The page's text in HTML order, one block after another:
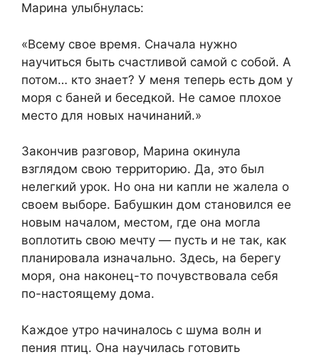
Марина улыбнулась:
«Всему свое время. Сначала нужно
научиться быть счастливой самой с собой. А
потом… кто знает? У меня теперь есть дом у
моря с баней и беседкой. Не самое плохое
место для новых начинаний.»
Закончив разговор, Марина окинула
взглядом свою территорию. Да, это был
нелегкий урок. Но она ни капли не жалела о
своем выборе. Бабушкин дом становился ее
новым началом, местом, где она могла
воплотить свою мечту — пусть и не так, как
планировала изначально. Здесь, на берегу
моря, она наконец-то почувствовала себя
по-настоящему дома.
Каждое утро начиналось с шума волн и
пения птиц. Она научилась готовить